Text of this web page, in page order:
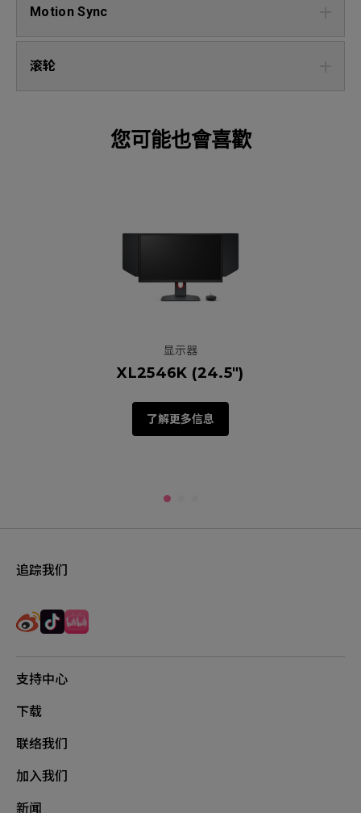
Motion Sync
滚轮
您可能也會喜歡
显示器
XL2546K (24.5")
了解更多信息
追踪我们
支持中心
下载
联络我们
加入我们
新闻